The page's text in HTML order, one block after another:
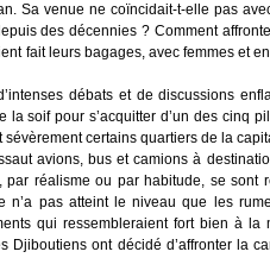
Sa venue ne coïncidait-t-elle pas
des décennies ? Comment
fait leurs bagages, avec femmes et
débats et de discussions
soif pour s’acquitter d’un des cinq
certains quartiers de la
avions, bus et camions à
par réalisme ou par habitude, se
n’a pas atteint le niveau que les
qui ressembleraient fort bien à
Djiboutiens ont décidé d’affronter la